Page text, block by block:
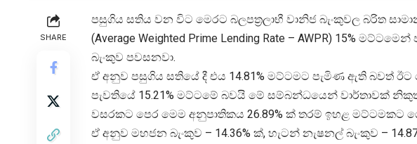
SHARE
පසුගිය සතිය වන විට මෙරට බලපත්‍රලාභී වානිජ බැංකුවල බරිත
(Average Weighted Prime Lending Rate – AWPR) 15%
බැංකුව පවසනවා.
ඒ අනුව පසුගිය සතියේ දී එය 14.81% මට්ටමට පැමිණ ඇති බවත් ඊට
පැවතියේ 15.21% මට්ටමේ බවයි මේ සම්බන්ධයෙන් වාර්තාවක්
වසරකට පෙර මෙම අනුපාතිකය 26.89% ක් තරම් ඉහළ මට්ටමකට
ඒ අනුව මහජන බැංකුව – 14.36% ක්, හැටන් නැෂනල් බැංකුව –